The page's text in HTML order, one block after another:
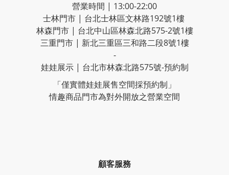
營業時間 | 13:00-22:00
士林門市 | 台北士林區文林路192號1樓
林森門市 | 台北中山區林森北路575-2號1樓
三重門市 | 新北三重區三和路二段8號1樓
-
娃娃展示 | 台北市林森北路575號-預約制
「僅實體娃娃展售空間採預約制」
情趣商品門市為對外開放之營業空間
顧客服務